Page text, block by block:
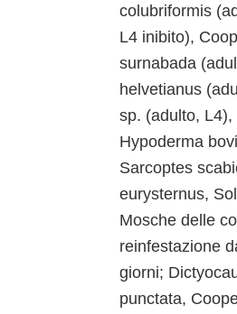
colubriformis
L4 inibito),
surnabada
helvetianus
sp. (adulto,
Hypoderma
Sarcoptes
eurysternus,
Mosche delle
reinfestazione
giorni;
punctata,